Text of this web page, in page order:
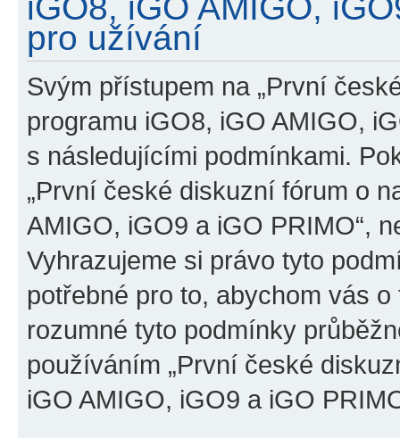
iGO8, iGO AMIGO,
pro užívání
Svým přístupem na „První
programu iGO8, iGO AMIGO,
s následujícími podmínkami.
„První české diskuzní fórum o
AMIGO, iGO9 a iGO PRIMO“,
Vyhrazujeme si právo tyto
potřebné pro to, abychom vás
rozumné tyto podmínky
používáním „První české
iGO AMIGO, iGO9 a iGO